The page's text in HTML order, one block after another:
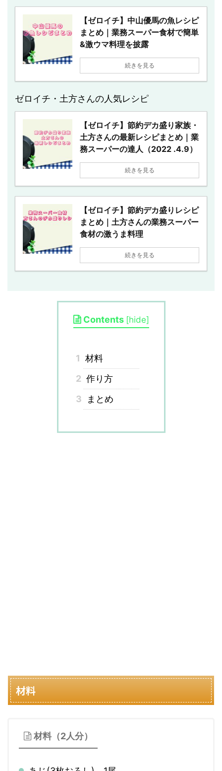
【ゼロイチ】中山優馬の魚レシピ
まとめ｜業務スーパー食材で簡単
&激ウマ料理を披露
続きを見る
ゼロイチ・土方さんの人気レシピ
【ゼロイチ】節約デカ盛り家族・
土方さんの最新レシピまとめ｜業
務スーパーの達人（2022 .4.9）
続きを見る
【ゼロイチ】節約デカ盛りレシピ
まとめ｜土方さんの業務スーパー
食材の激うま料理
続きを見る
Contents [hide]
1 材料
2 作り方
3
まとめ
材料
材料（2人分）